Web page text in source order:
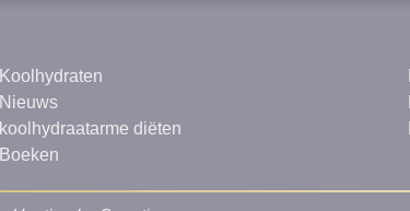
Koolhydraten
Nieuws
koolhydraatarme diëten
Boeken